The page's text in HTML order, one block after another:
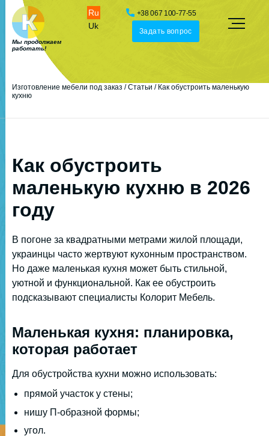
Мы продолжаем
работать!
Uk
Ru +38 067 100-77-55
Задать вопрос
Изготовление мебели под заказ /Статьи / Как обустроить маленькую
кухню
Как обустроить
маленькую кухню в 2026
году
В погоне за квадратными метрами жилой площади,
украинцы часто жертвуют кухонным пространством.
Но даже маленькая кухня может быть стильной,
уютной и функциональной. Как ее обустроить
подсказывают специалисты Колорит Мебель.
Маленькая кухня: планировка,
которая работает
Для обустройства кухни можно использовать:
прямой участок у стены;
нишу П-образной формы;
угол.